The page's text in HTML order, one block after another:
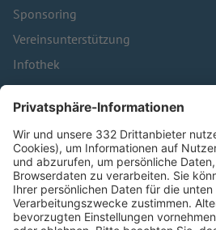
Sponsoring
Vereinsunterstützung
Infothek
Kontakt
HÄUFIG BESUCHTE SEITEN
Pässe und Vereinswechsel
Trainerausbildung
Schulungsangebot Vereinsmitarbeiter